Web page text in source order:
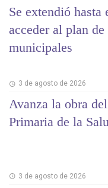
Se extendió hasta
acceder al plan
municipales
3 de agosto de 2026
Avanza la obra
Primaria de la
3 de agosto de 2026